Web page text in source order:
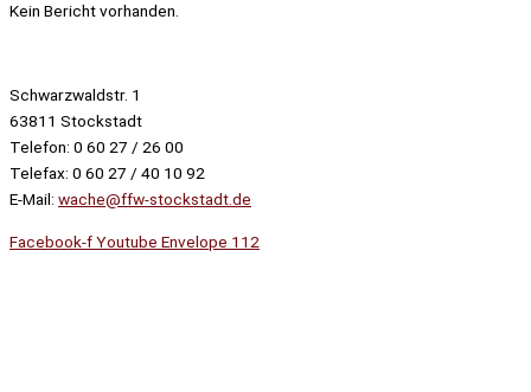
Kein Bericht vorhanden.
Schwarzwaldstr. 1
63811 Stockstadt
Telefon: 0 60 27 / 26 00
Telefax: 0 60 27 / 40 10 92
E-Mail: wache@ffw-stockstadt.de
Facebook-fYoutube Envelope 112